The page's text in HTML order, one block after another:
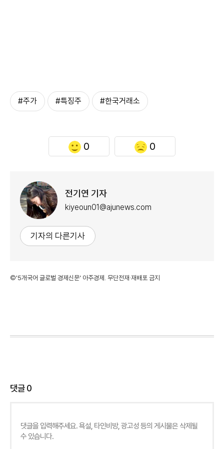
#주가 #특징주 #한국거래소
0 0
전기연 기자
kiyeoun01@ajunews.com
기자의 다른기사
©'5개국어 글로벌 경제신문' 아주경제. 무단전재·재배포 금지
댓글0